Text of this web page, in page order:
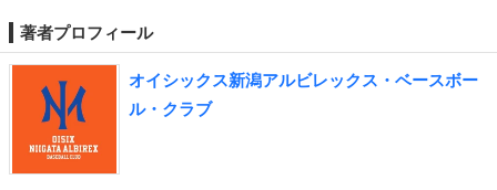
著者プロフィール
オイシックス新潟アルビレックス・ベースボー
ル・クラブ